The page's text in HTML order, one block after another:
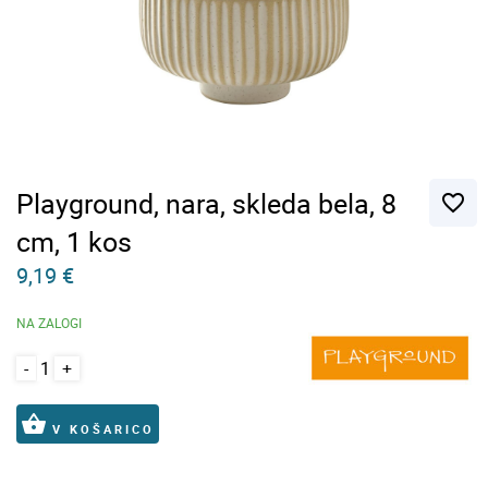
Playground, nara, skleda bela, 8
cm, 1 kos
favorite_border
9,19 €
NA ZALOGI
- +
shopping_basket V KOŠARICO